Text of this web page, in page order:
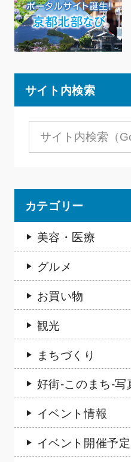
サイト内検索
カテゴリー
美容・医療
グルメ
お買い物
観光
まちづくり
好街-このまち-写
イベント情報
イベント開催予定